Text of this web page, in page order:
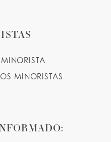
MINORISTAS